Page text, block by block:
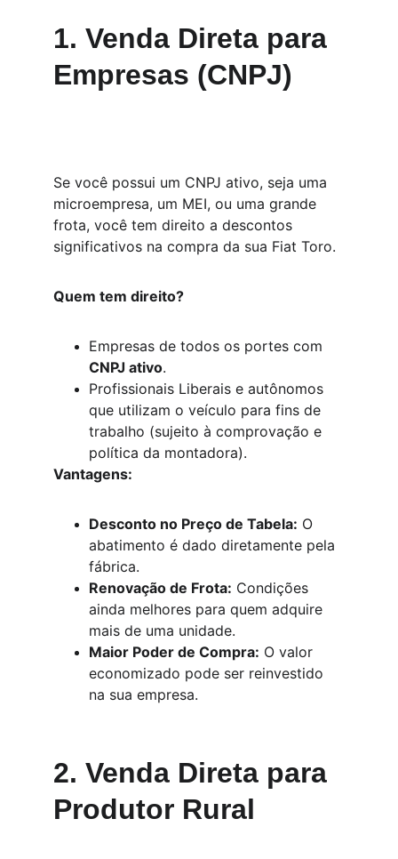
1. Venda Direta para
Empresas (CNPJ)
Se você possui um CNPJ ativo, seja uma
microempresa, um MEI, ou uma grande
frota, você tem direito a descontos
significativos na compra da sua Fiat Toro.
Quem tem direito?
Empresas de todos os portes com
CNPJ ativo.
Profissionais Liberais e autônomos
que utilizam o veículo para fins de
trabalho (sujeito à comprovação e
política da montadora).
Vantagens:
Desconto no Preço de Tabela: O
abatimento é dado diretamente pela
fábrica.
Renovação de Frota: Condições
ainda melhores para quem adquire
mais de uma unidade.
Maior Poder de Compra: O valor
economizado pode ser reinvestido
na sua empresa.
2. Venda Direta para
Produtor Rural